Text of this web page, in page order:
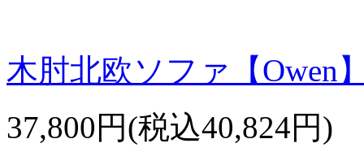
木肘北欧ソファ【Owen
37,800円(税込40,824円)